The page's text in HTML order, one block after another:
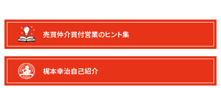
売買仲介買付営業のヒント集
梶本幸治自己紹介